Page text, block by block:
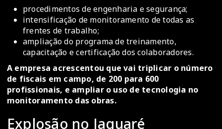
procedimentos de engenharia e segurança;
intensificação de monitoramento de todas as
frentes de trabalho;
ampliação do programa de treinamento,
capacitação e certificação dos colaboradores.
A empresa acrescentou que vai triplicar o número
de fiscais em campo, de 200 para 600
profissionais, e ampliar o uso de tecnologia no
monitoramento das obras.
Explosão no Jaguaré